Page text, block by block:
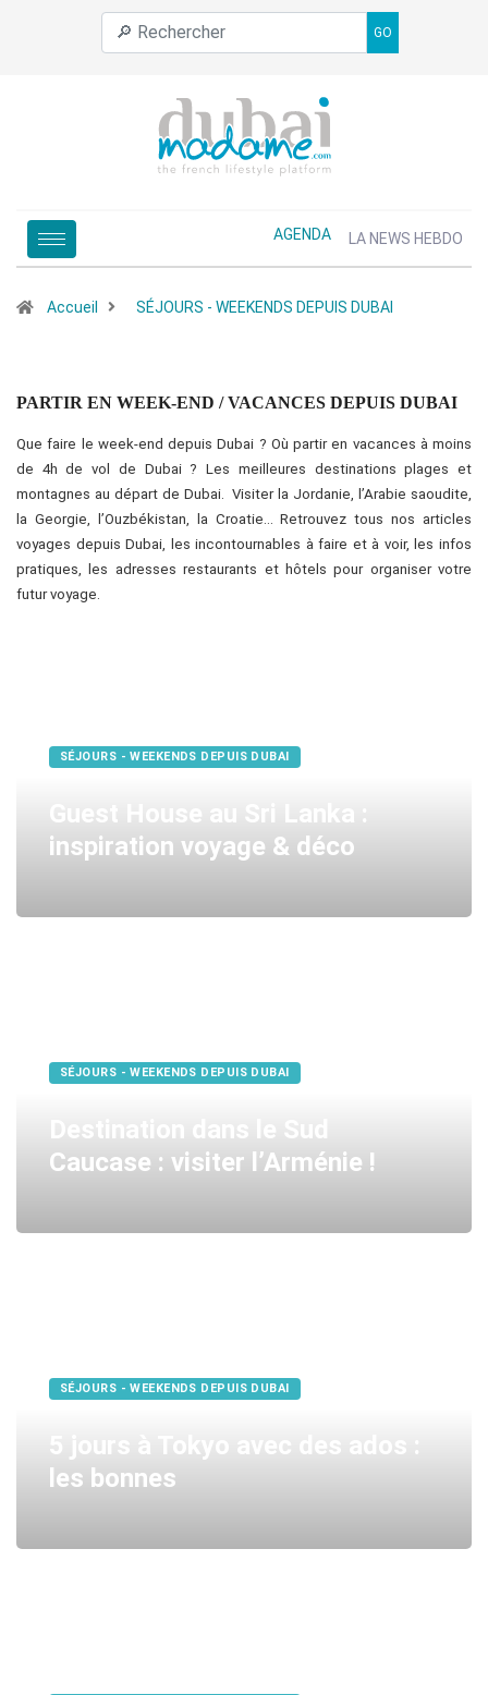
GO
AGENDA LA NEWS HEBDO
Accueil SÉJOURS - WEEKENDS DEPUIS DUBAI
PARTIR EN WEEK-END / VACANCES DEPUIS DUBAI
Que faire le week-end depuis Dubai ? Où partir en vacances à moins
de 4h de vol de Dubai ? Les meilleures destinations plages et
montagnes au départ de Dubai. Visiter la Jordanie, l’Arabie saoudite,
la Georgie, l’Ouzbékistan, la Croatie… Retrouvez tous nos articles
voyages depuis Dubai, les incontournables à faire et à voir, les infos
pratiques, les adresses restaurants et hôtels pour organiser votre
futur voyage.
SÉJOURS - WEEKENDS DEPUIS DUBAI
Guest House au Sri Lanka :
inspiration voyage & déco
SÉJOURS - WEEKENDS DEPUIS DUBAI
Destination dans le Sud
Caucase : visiter l’Arménie !
SÉJOURS - WEEKENDS DEPUIS DUBAI
5 jours à Tokyo avec des ados :
les bonnes